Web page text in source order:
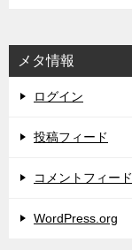
メタ情報
ログイン
投稿フィード
コメントフィード
WordPress.org